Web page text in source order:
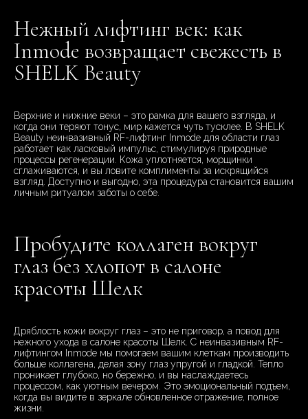
Нежный лифтинг век: как
Inmode возвращает свежесть в
SHELK Beauty
Верхние и нижние веки – это рамка для вашего взгляда, и
когда они теряют тонус, мир кажется чуть тусклее. В SHELK
Beauty неинвазивный RF-лифтинг Inmode для области глаз
работает как ласковый импульс, стимулируя природные
процессы регенерации. Кожа уплотняется, морщинки
сглаживаются, и вы ловите комплименты за искрящийся
взгляд. Доступно и выгодно, эта процедура становится вашим
личным ритуалом заботы о себе.
Пробудите коллаген вокруг
глаз без хлопот в салоне
красоты Шелк
Дряблость кожи вокруг глаз – это не приговор, а повод для
нежного ухода в салоне красоты Шелк. С неинвазивным RF-
лифтингом Inmode мы помогаем вашим клеткам производить
больше коллагена, делая зону глаз упругой и гладкой. Тепло
проникает глубоко, но бережно, и вы наслаждаетесь
процессом, как уютным вечером. Это эмоциональный подъем,
когда вы видите в зеркале обновленное отражение, полное
жизни.